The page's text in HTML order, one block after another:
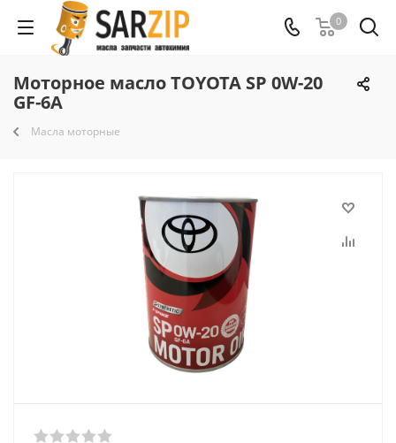
0
Моторное масло TOYOTA SP 0W-20
GF-6A
Масла моторные